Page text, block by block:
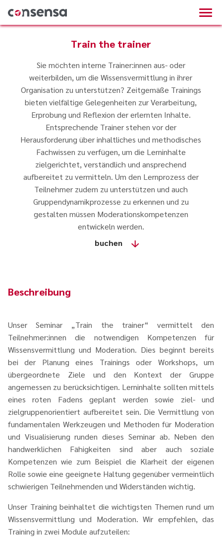
Train the trainer
Sie möchten interne Trainer:innen aus- oder
weiterbilden, um die Wissensvermittlung in ihrer
Organisation zu unterstützen? Zeitgemäße Trainings
bieten vielfältige Gelegenheiten zur Verarbeitung,
Erprobung und Reflexion der erlernten Inhalte.
Entsprechende Trainer stehen vor der
Herausforderung über inhaltliches und methodisches
Fachwissen zu verfügen, um die Lerninhalte
zielgerichtet, verständlich und ansprechend
aufbereitet zu vermitteln. Um den Lernprozess der
Teilnehmer zudem zu unterstützen und auch
Gruppendynamikprozesse zu erkennen und zu
gestalten müssen Moderationskompetenzen
entwickeln werden.
buchen
Beschreibung
Unser Seminar „Train the trainer“ vermittelt den
Teilnehmer:innen die notwendigen Kompetenzen für
Wissensvermittlung und Moderation. Dies beginnt bereits
bei der Planung eines Trainings oder Workshops, um
übergeordnete Ziele und den Kontext der Gruppe
angemessen zu berücksichtigen. Lerninhalte sollten mittels
eines roten Fadens geplant werden sowie ziel- und
zielgruppenorientiert aufbereitet sein. Die Vermittlung von
fundamentalen Werkzeugen und Methoden für Moderation
und Visualisierung runden dieses Seminar ab. Neben den
handwerklichen Fähigkeiten sind aber auch soziale
Kompetenzen wie zum Beispiel die Klarheit der eigenen
Rolle sowie eine geeignete Haltung gegenüber vermeintlich
schwierigen Teilnehmenden und Widerständen wichtig.
Unser Training beinhaltet die wichtigsten Themen rund um
Wissensvermittlung und Moderation. Wir empfehlen, das
Training in zwei Module aufzuteilen: